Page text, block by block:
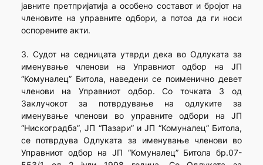
јавните претпријатија а особено составот и бројот на
членовите на управните одбори, а потоа да ги носи
оспорените акти.
3. Судот на седницата утврди дека во Одлуката за
именување членови на Управниот одбор на ЈП
“Комуналец” Битола, наведени се поименично девет
членови на Управниот одбор. Со точката 3 од
Заклучокот за потврдување на одлуките за
именување членови во управните одбори на ЈП
“Нискоградба”, ЈП “Пазари” и ЈП “Комуналец” Битола,
се потврдува Одлуката за именување членови во
Управниот одбор на ЈП “Комуналец” Битола бр.07-